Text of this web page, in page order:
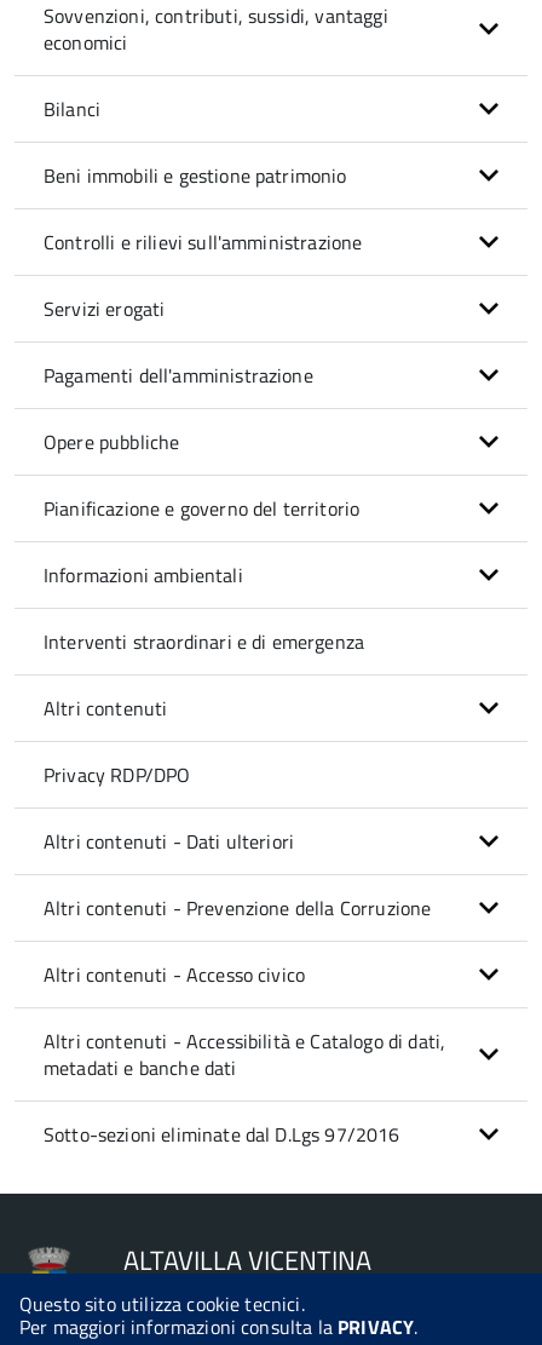
Questo sito utilizza cookie tecnici.
Per maggiori informazioni consulta la PRIVACY.
Sovvenzioni, contributi, sussidi, vantaggi
economici
Bilanci
Beni immobili e gestione patrimonio
Controlli e rilievi sull'amministrazione
Servizi erogati
Pagamenti dell'amministrazione
Opere pubbliche
Pianificazione e governo del territorio
Informazioni ambientali
Interventi straordinari e di emergenza
Altri contenuti
Privacy RDP/DPO
Altri contenuti - Dati ulteriori
Altri contenuti - Prevenzione della Corruzione
Altri contenuti - Accesso civico
Altri contenuti - Accessibilità e Catalogo di dati,
metadati e banche dati
Sotto-sezioni eliminate dal D.Lgs 97/2016
ALTAVILLA VICENTINA